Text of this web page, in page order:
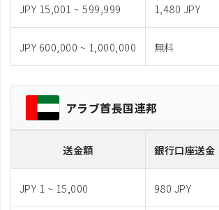
JPY 15,001 ~ 599,999
1,480 JPY
JPY 600,000 ~ 1,000,000 無料
アラブ首長国連邦
送金額 銀行口座送金
JPY 1 ~ 15,000
980 JPY